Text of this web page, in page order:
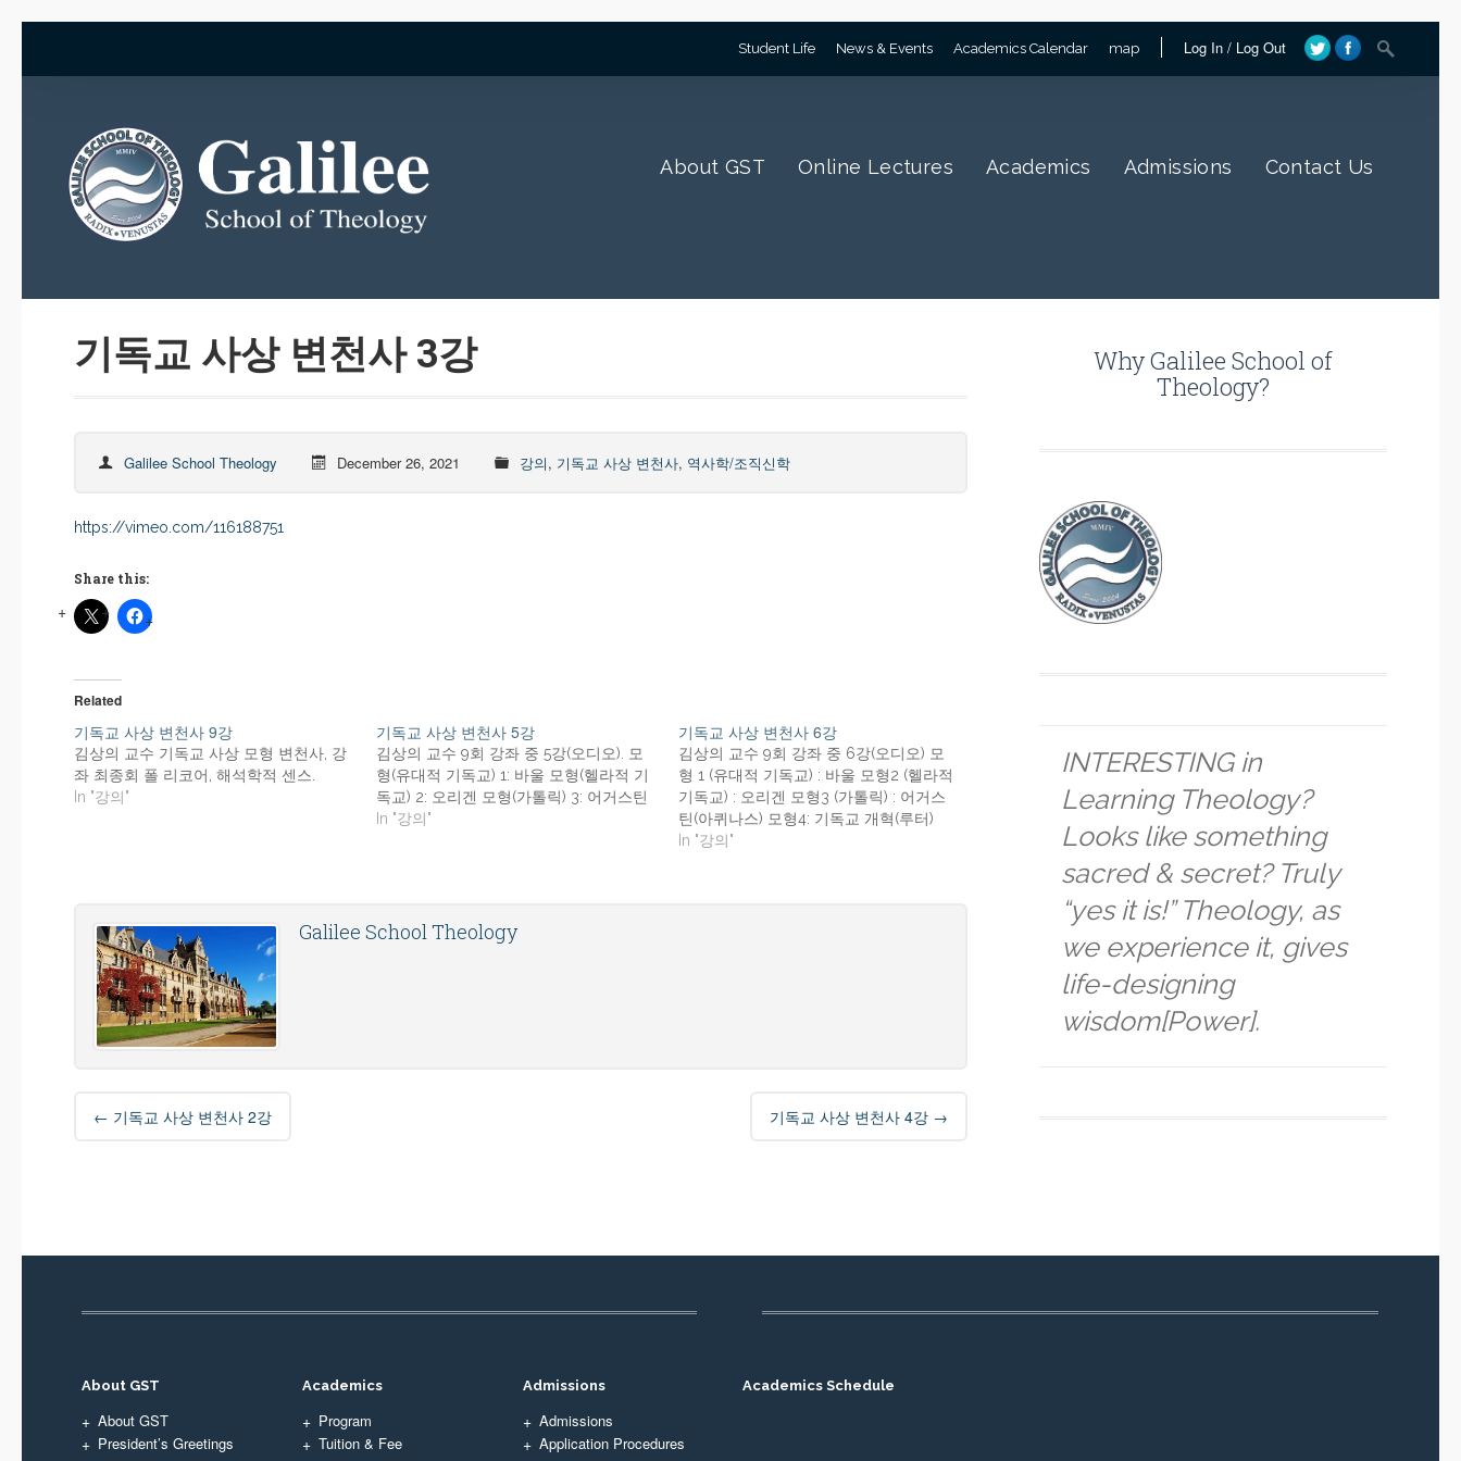
Student Life News & Events Academics Calendar map Log In/ Log Out
About GST Online Lectures Academics Admissions Contact Us
기독교 사상 변천사 3강
Galilee School Theology December 26, 2021 강의, 기독교 사상 변천사, 역사학/조직신학
https://vimeo.com/116188751
Share this:
Related
기독교 사상 변천사 9강
김상의 교수 기독교 사상 모형 변천사, 강
좌 최종회 폴 리코어, 해석학적 센스.
In "강의"
기독교 사상 변천사 5강
김상의 교수 9회 강좌 중 5강(오디오). 모
형(유대적 기독교) 1: 바울 모형(헬라적 기
독교) 2: 오리겐 모형(가톨릭) 3: 어거스틴
In "강의"
기독교 사상 변천사 6강
김상의 교수 9회 강좌 중 6강(오디오) 모
형 1 (유대적 기독교) : 바울 모형2 (헬라적
기독교) : 오리겐 모형3 (가톨릭) : 어거스
틴(아퀴나스) 모형4: 기독교 개혁(루터)
In "강의"
Galilee School Theology
Post
navigation
← 기독교 사상 변천사 2강 기독교 사상 변천사 4강 →
Why Galilee School of
Theology?
INTERESTING in
Learning Theology?
Looks like something
sacred & secret? Truly
“yes it is!” Theology, as
we experience it, gives
life-designing
wisdom[Power].
About GST
About GST
President’s Greetings
Academics
Program
Tuition & Fee
Admissions
Admissions
Application Procedures
Academics Schedule